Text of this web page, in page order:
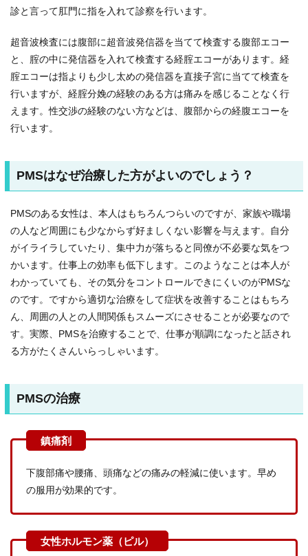
診と言って肛門に指を入れて診察を行います。
超音波検査には腹部に超音波発信器を当てて検査する腹部エコー
と、腟の中に発信器を入れて検査する経腟エコーがあります。経
腟エコーは指よりも少し太めの発信器を直接子宮に当てて検査を
行いますが、経腟分娩の経験のある方は痛みを感じることなく行
えます。性交渉の経験のない方などは、腹部からの経腹エコーを
行います。
PMSはなぜ治療した方がよいのでしょう？
PMSのある女性は、本人はもちろんつらいのですが、家族や職場
の人など周囲にも少なからず好ましくない影響を与えます。自分
がイライラしていたり、集中力が落ちると同僚が不必要な気をつ
かいます。仕事上の効率も低下します。このようなことは本人が
わかっていても、その気分をコントロールできにくいのがPMSな
のです。ですから適切な治療をして症状を改善することはもちろ
ん、周囲の人との人間関係もスムーズにさせることが必要なので
す。実際、PMSを治療することで、仕事が順調になったと話され
る方がたくさんいらっしゃいます。
PMSの治療
下腹部痛や腰痛、頭痛などの痛みの軽減に使います。早め
の服用が効果的です。